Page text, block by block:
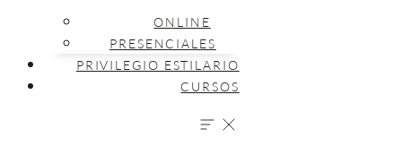
ONLINE
PRESENCIALES
PRIVILEGIO ESTILARIO
CURSOS